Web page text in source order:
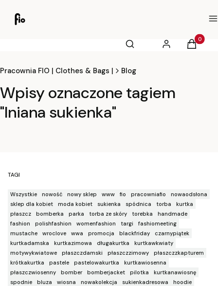
Otwórz wyszukiwarkę
Szukaj Zaloguj sięKoszyk
Pracownia FIO | Clothes & Bags | Blog
Wpisy oznaczone tagiem
"lniana sukienka"
TAGI
Wszystkie nowość nowy sklep www fio pracowniafio
nowaodsłona
sklep dla kobiet
moda kobiet sukienka spódnica torba
kurtka
płaszcz
bomberka parka torba ze skóry torebka
handmade
fashion
polishfashion womenfashion targi
fashiomeeting
mustache
wroclove wwa promocja blackfriday
czarnypiątek
kurtkadamska
kurtkazimowa długakurtka
kurtkawkwiaty
motywykwiatowe
płaszczdamski płaszczzimowy
płaszczzkapturem
krótkakurtka
pastele pastelowakurtka
kurtkawiosenna
płaszczwiosenny
bomber bomberjacket pilotka
kurtkanawiosnę
spodnie
bluza wiosna nowakolekcja sukienkadresowa
hoodie